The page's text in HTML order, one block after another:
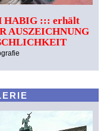
HABIG ::: erhält
AUSZEICHNUNG